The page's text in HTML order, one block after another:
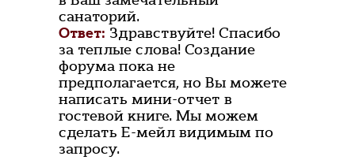
санаторий.
Ответ: Здравствуйте! Спасибо
за теплые слова! Создание
форума пока не
предполагается, но Вы можете
написать мини-отчет в
гостевой книге. Мы можем
сделать Е-мейл видимым по
запросу.